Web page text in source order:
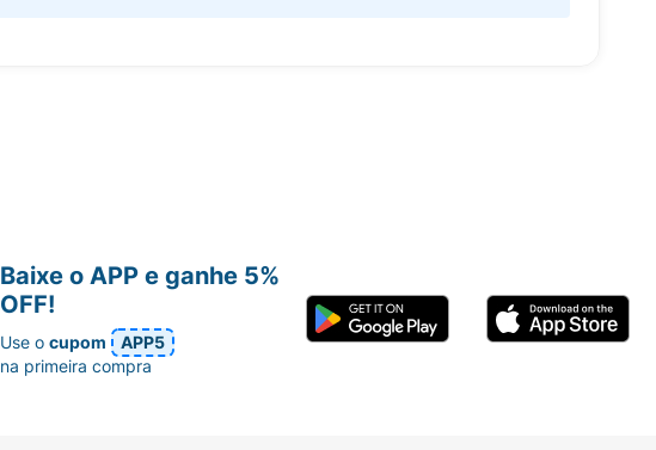
Baixe o APP e ganhe 5%
OFF!
Use ocupom
APP5
na primeira compra